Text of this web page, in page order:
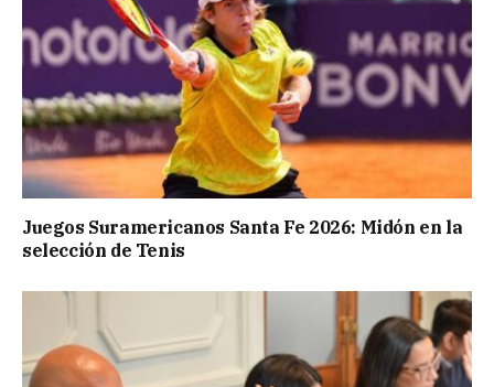
Juegos Suramericanos Santa Fe 2026: Midón en la
selección de Tenis